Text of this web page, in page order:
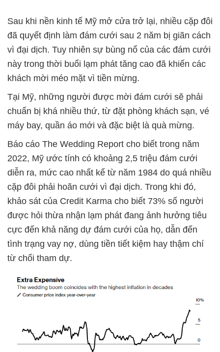
Sau khi nền kinh tế Mỹ mở cửa trở lại, nhiều cặp đôi
đã quyết định làm đám cưới sau 2 năm bị giãn cách
vì đại dịch. Tuy nhiên sự bùng nổ của các đám cưới
này trong thời buổi lạm phát tăng cao đã khiến các
khách mời méo mặt vì tiền mừng.
Tại Mỹ, những người được mời đám cưới sẽ phải
chuẩn bị khá nhiều thứ, từ đặt phòng khách sạn, vé
máy bay, quần áo mới và đặc biệt là quà mừng.
Báo cáo The Wedding Report cho biết trong năm
2022, Mỹ ước tính có khoảng 2,5 triệu đám cưới
diễn ra, mức cao nhất kể từ năm 1984 do quá nhiều
cặp đôi phải hoãn cưới vì đại dịch. Trong khi đó,
khảo sát của Credit Karma cho biết 73% số người
được hỏi thừa nhận lạm phát đang ảnh hưởng tiêu
cực đến khả năng dự đám cưới của họ, dẫn đến
tình trạng vay nợ, dùng tiền tiết kiệm hay thậm chí
từ chối tham dự.